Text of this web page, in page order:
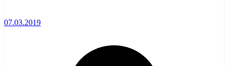
07.03.2019